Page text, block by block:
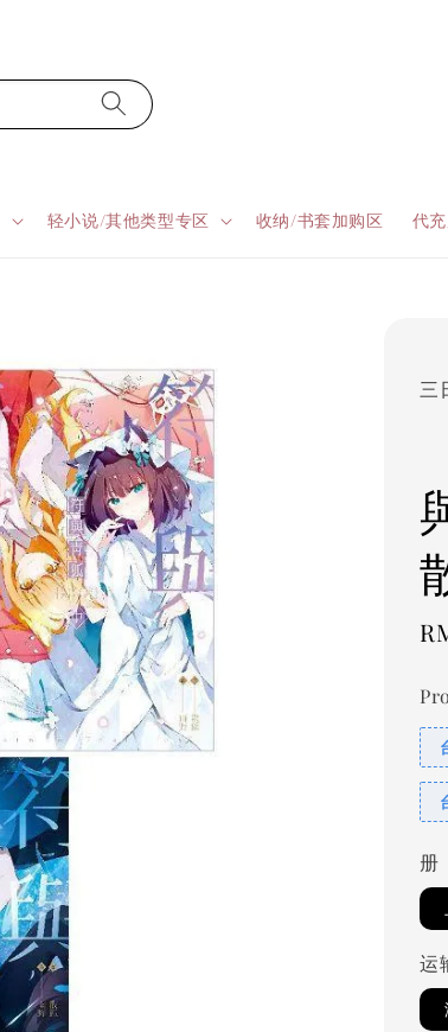
轻小说/其他类型专区 收纳/书套加购区 代
三
册
运